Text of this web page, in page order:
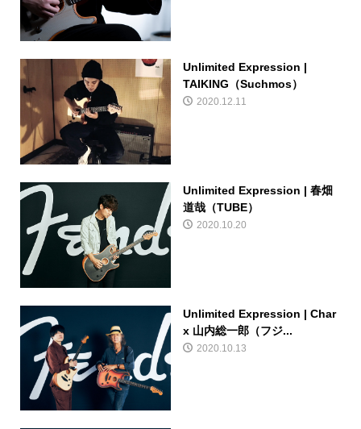
Unlimited Expression |
TAIKING（Suchmos）
2020.12.11
Unlimited Expression | 春畑
道哉（TUBE）
2020.10.20
Unlimited Expression | Char
x 山内総一郎（フジ...
2020.10.13